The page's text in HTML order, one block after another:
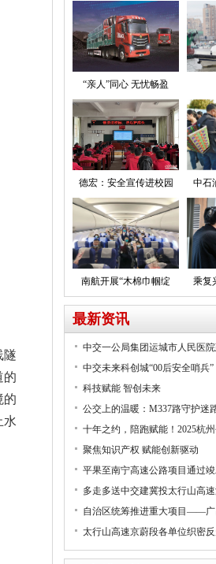
隧
的
的
水
“亲人”同心 无忧畅盈
德宏：安全宣传进校园 中石
南航开展“木棉巾帼绽 乘复
最新资讯
中交一公局集团运城市人民医
中交未来科创城“00后安全哨兵”
科技赋能 智创未来
公交上的温暖：M337路守护迷
十年之约，陪跑赋能！2025杭
聚焦知识产权 赋能创新驱动
平果至南宁高速公路项目通过
多走多送中交建冀投太行山高
自治区统筹推进重大项目——广
太行山高速京蔚段各单位织密